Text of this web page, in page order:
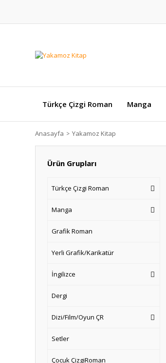
Türkçe Çizgi Roman Manga
Anasayfa Yakamoz Kitap
Ürün Grupları
Türkçe Çizgi Roman
Manga
Grafik Roman
Yerli Grafik/Karikatür
İngilizce
Dergi
Dizi/Film/Oyun ÇR
Setler
Çocuk ÇizgiRoman